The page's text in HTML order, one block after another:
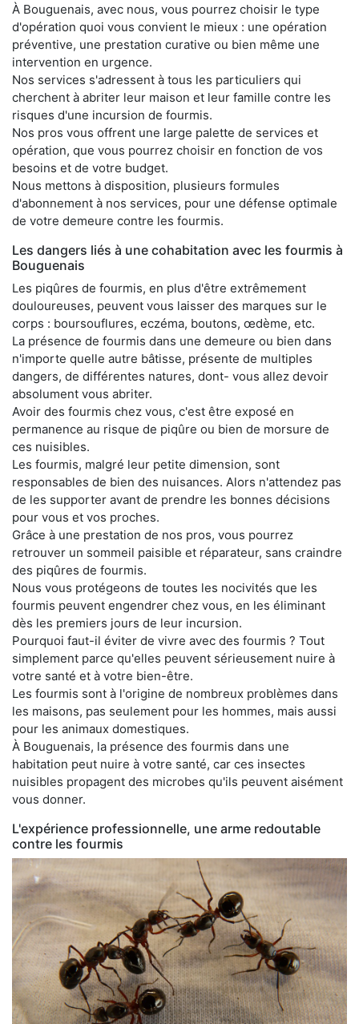
À Bouguenais, avec nous, vous pourrez choisir le type
d'opération quoi vous convient le mieux : une opération
préventive, une prestation curative ou bien même une
intervention en urgence.
Nos services s'adressent à tous les particuliers qui
cherchent à abriter leur maison et leur famille contre les
risques d'une incursion de fourmis.
Nos pros vous offrent une large palette de services et
opération, que vous pourrez choisir en fonction de vos
besoins et de votre budget.
Nous mettons à disposition, plusieurs formules
d'abonnement à nos services, pour une défense optimale
de votre demeure contre les fourmis.
Les dangers liés à une cohabitation avec les fourmis à
Bouguenais
Les piqûres de fourmis, en plus d'être extrêmement
douloureuses, peuvent vous laisser des marques sur le
corps : boursouflures, eczéma, boutons, œdème, etc.
La présence de fourmis dans une demeure ou bien dans
n'importe quelle autre bâtisse, présente de multiples
dangers, de différentes natures, dont- vous allez devoir
absolument vous abriter.
Avoir des fourmis chez vous, c'est être exposé en
permanence au risque de piqûre ou bien de morsure de
ces nuisibles.
Les fourmis, malgré leur petite dimension, sont
responsables de bien des nuisances. Alors n'attendez pas
de les supporter avant de prendre les bonnes décisions
pour vous et vos proches.
Grâce à une prestation de nos pros, vous pourrez
retrouver un sommeil paisible et réparateur, sans craindre
des piqûres de fourmis.
Nous vous protégeons de toutes les nocivités que les
fourmis peuvent engendrer chez vous, en les éliminant
dès les premiers jours de leur incursion.
Pourquoi faut-il éviter de vivre avec des fourmis ? Tout
simplement parce qu'elles peuvent sérieusement nuire à
votre santé et à votre bien-être.
Les fourmis sont à l'origine de nombreux problèmes dans
les maisons, pas seulement pour les hommes, mais aussi
pour les animaux domestiques.
À Bouguenais, la présence des fourmis dans une
habitation peut nuire à votre santé, car ces insectes
nuisibles propagent des microbes qu'ils peuvent aisément
vous donner.
L'expérience professionnelle, une arme redoutable
contre les fourmis